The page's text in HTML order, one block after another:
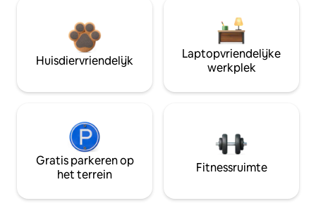
Huisdiervriendelijk
Laptopvriendelijke
werkplek
Gratis parkeren op
het terrein
Fitnessruimte